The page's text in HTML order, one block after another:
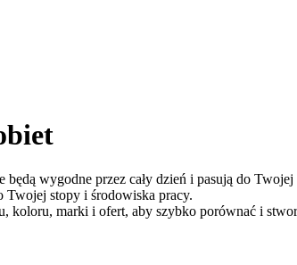
wygodne przez cały dzień i pasują do
Twojej stopy i środowiska pracy.
koloru, marki i ofert, aby szybko porównać i